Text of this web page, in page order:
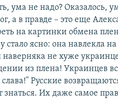
ума не надо? Оказалось,
а в правде – это еще
на картинки обмена
стало ясно: она навлекла
наверняка не хуже
из плена! Украинцев
слава!" Русские
знаться. Их даже самое